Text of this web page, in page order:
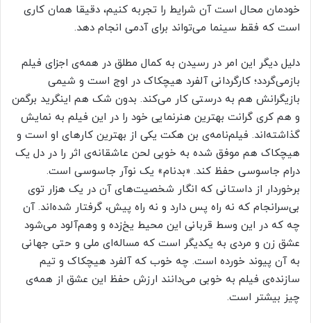
خودمان محال است آن شرایط را تجربه کنیم، دقیقا همان کاری
است که فقط سینما می‌تواند برای آدمی انجام دهد.
دلیل دیگر این امر در رسیدن به کمال مطلق در همه‌ی اجزای فیلم
بازمی‌گردد؛ کارگردانی آلفرد هیچکاک در اوج است و شیمی
بازیگرانش هم به درستی کار می‌کند. بدون شک هم اینگرید برگمن
و هم کری گرانت بهترین هنرنمایی خود را در این فیلم به نمایش
گذاشته‌اند. فیلم‌نامه‌ی بن هکت یکی از بهترین کارهای او است و
هیچکاک هم موفق شده به خوبی لحن عاشقانه‌ی اثر را در دل یک
درام جاسوسی حفظ کند. «بدنام» یک نوآر جاسوسی است.
برخوردار از داستانی که انگار شخصیت‌های آن در یک هزار توی
بی‌سرانجام که نه راه پس دارد و نه راه پیش، ‌گرفتار شده‌اند. آن
چه که در این وسط قربانی این محیط یخ‌زده و وهم‌آلود می‌شود
عشق زن و مردی به یکدیگر است که مساله‌ای ملی و حتی جهانی
به آن پیوند خورده است. چه خوب که آلفرد هیچکاک و تیم
سازنده‌ی فیلم به خوبی می‌دانند ارزش حفظ این عشق از همه‌ی
چیز بیشتر است.